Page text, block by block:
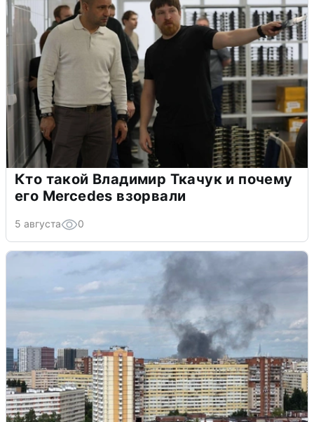
Кто такой Владимир Ткачук и почему
его Mercedes взорвали
5 августа 0